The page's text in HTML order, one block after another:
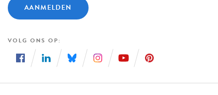
AANMELDEN
VOLG ONS OP
ons
ons
ons
ons
ons
ons